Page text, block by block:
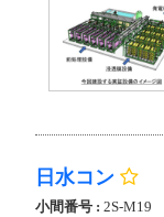
日水コン
小間番号 : 2S-M19